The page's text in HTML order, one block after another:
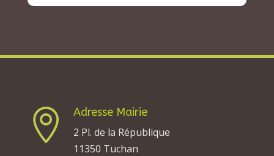

Adresse Mairie
2 Pl. de la République
11350 Tuchan